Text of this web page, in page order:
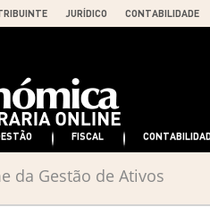
JURÍDICO CONTABILIDADE
FISCAL
da Gestão de Ativos